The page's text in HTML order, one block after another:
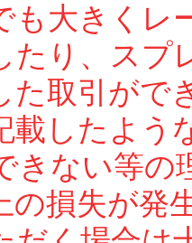
も大きくレ
たり、スプ
た取引がで
載したよう
きない等の
の損失が発